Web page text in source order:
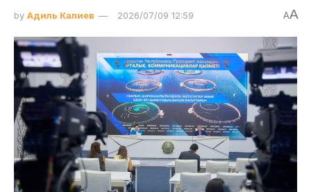
by Адиль Калиев 2026/07/09 12:59 AA